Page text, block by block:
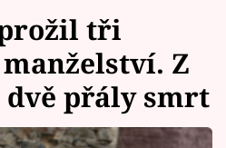
prožil tři
Z
přály smrt